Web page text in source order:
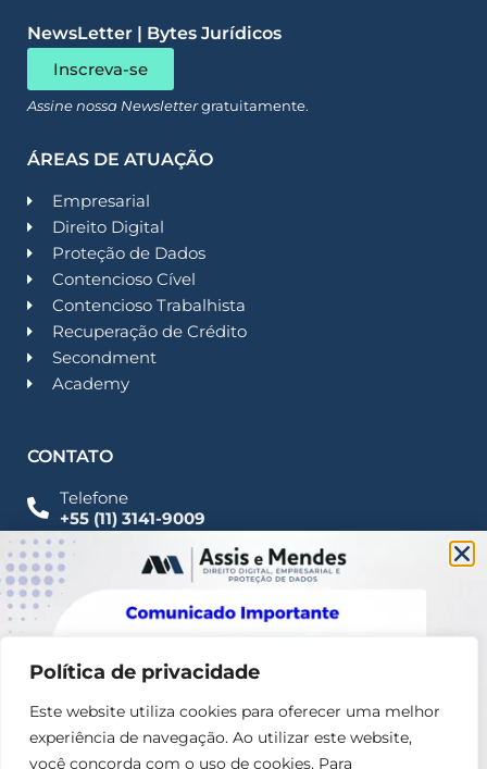
Política de privacidade
Este website utiliza cookies para oferecer uma melhor
experiência de navegação. Ao utilizar este website,
você concorda com o uso de cookies. Para
NewsLetter | Bytes Jurídicos
Inscreva-se
Assine nossa Newslettergratuitamente.
ÁREAS DE ATUAÇÃO
Empresarial
Direito Digital
Proteção de Dados
Contencioso Cível
Contencioso Trabalhista
Recuperação de Crédito
Secondment
Academy
CONTATO
Telefone
+55 (11) 3141-9009
Imprensa
Fale Conosco
contato@assisemendes.com.br
Alameda Santos, 1165 Paulista - CEP 01419-001 -
SP